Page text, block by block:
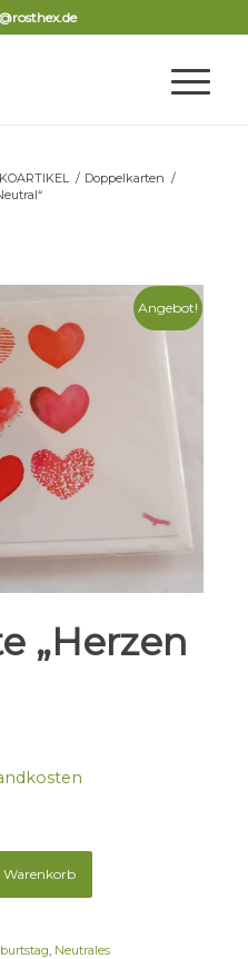
/ Doppelkarten /
Angebot!
„Herzen
Warenkorb
, Neutrales